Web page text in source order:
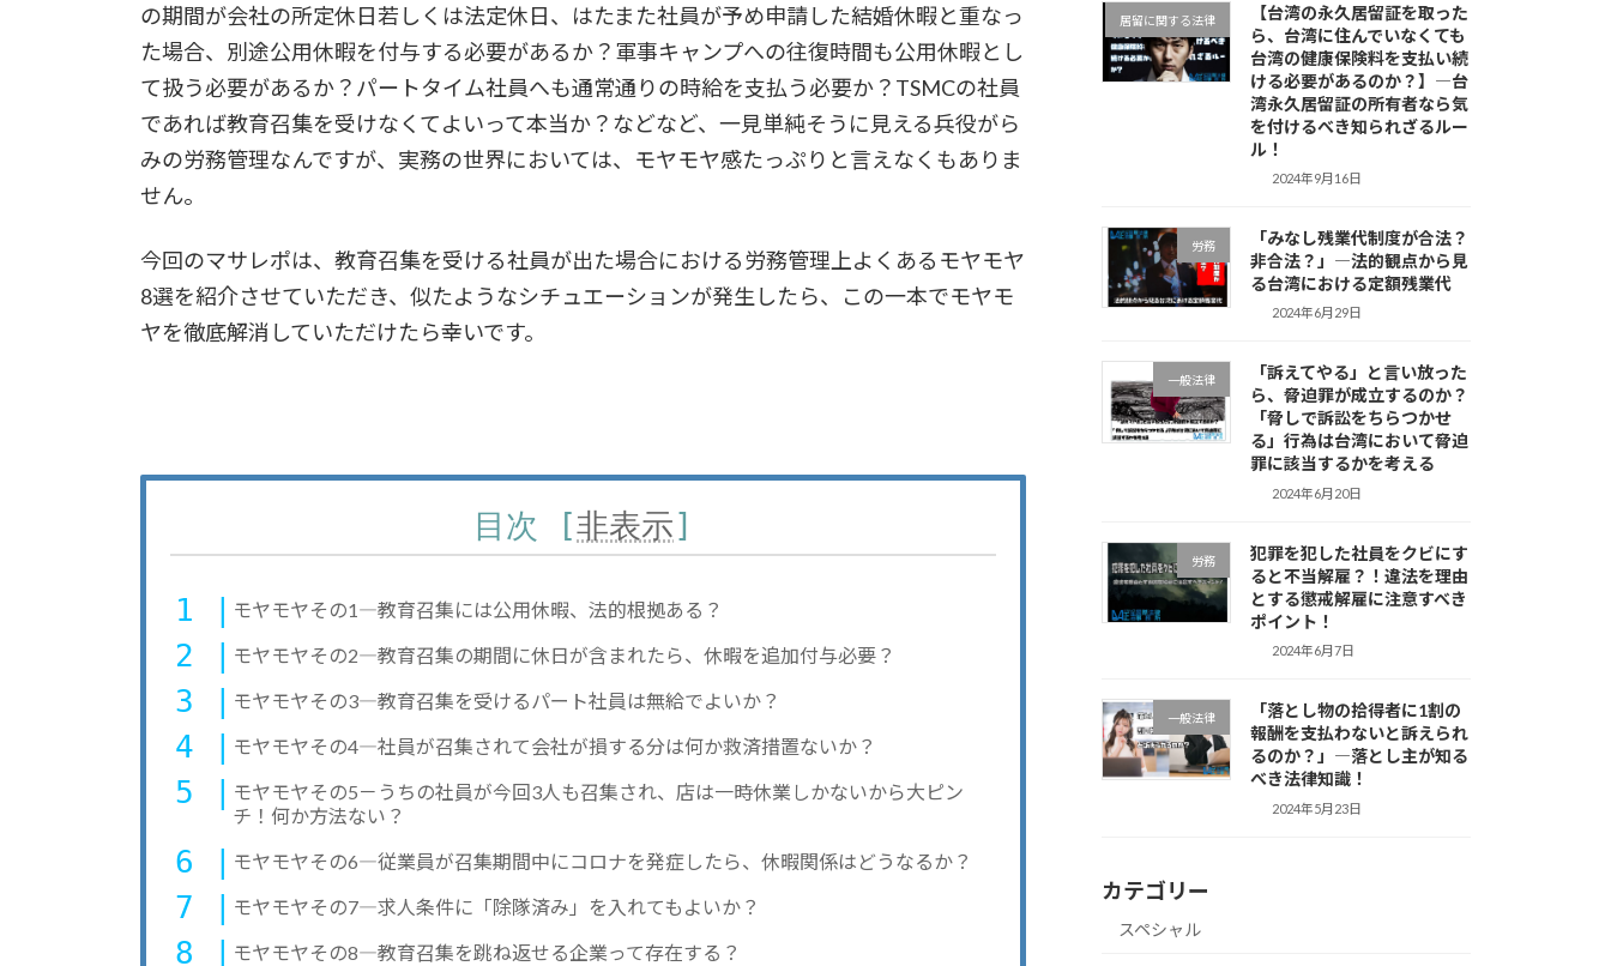
の期間が会社の所定休日若しくは法定休日、はたまた社員が予め申請した結婚休暇と重なっ
た場合、別途公用休暇を付与する必要があるか？軍事キャンプへの往復時間も公用休暇とし
て扱う必要があるか？パートタイム社員へも通常通りの時給を支払う必要か？TSMCの社員
であれば教育召集を受けなくてよいって本当か？などなど、一見単純そうに見える兵役がら
みの労務管理なんですが、実務の世界においては、モヤモヤ感たっぷりと言えなくもありま
せん。
今回のマサレポは、教育召集を受ける社員が出た場合における労務管理上よくあるモヤモヤ
8選を紹介させていただき、似たようなシチュエーションが発生したら、この一本でモヤモ
ヤを徹底解消していただけたら幸いです。
目次 [非表示]
モヤモヤその1―教育召集には公用休暇、法的根拠ある？
モヤモヤその2―教育召集の期間に休日が含まれたら、休暇を追加付与必要？
モヤモヤその3―教育召集を受けるパート社員は無給でよいか？
モヤモヤその4―社員が召集されて会社が損する分は何か救済措置ないか？
モヤモヤその5－うちの社員が今回3人も召集され、店は一時休業しかないから大ピン
チ！何か方法ない？
モヤモヤその6―従業員が召集期間中にコロナを発症したら、休暇関係はどうなるか？
モヤモヤその7―求人条件に「除隊済み」を入れてもよいか？
モヤモヤその8―教育召集を跳ね返せる企業って存在する？
居留に関する法律
【台湾の永久居留証を取った
ら、台湾に住んでいなくても
台湾の健康保険料を支払い続
ける必要があるのか？】―台
湾永久居留証の所有者なら気
を付けるべき知られざるルー
ル！
2024年9月16日
労務
「みなし残業代制度が合法？
非合法？」―法的観点から見
る台湾における定額残業代
2024年6月29日
一般法律
「訴えてやる」と言い放った
ら、脅迫罪が成立するのか？
「脅しで訴訟をちらつかせ
る」行為は台湾において脅迫
罪に該当するかを考える
2024年6月20日
労務
犯罪を犯した社員をクビにす
ると不当解雇？！違法を理由
とする懲戒解雇に注意すべき
ポイント！
2024年6月7日
一般法律
「落とし物の拾得者に1割の
報酬を支払わないと訴えられ
るのか？」―落とし主が知る
べき法律知識！
2024年5月23日
カテゴリー
スペシャル